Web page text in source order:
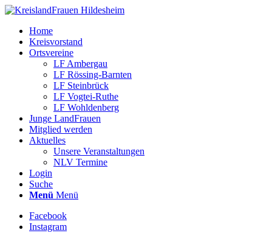
Home
Kreisvorstand
Ortsvereine
LF Ambergau
LF Rössing-Barnten
LF Steinbrück
LF Vogtei-Ruthe
LF Wohldenberg
Junge LandFrauen
Mitglied werden
Aktuelles
Unsere Veranstaltungen
NLV Termine
Login
Suche
Menü Menü
Facebook
Instagram